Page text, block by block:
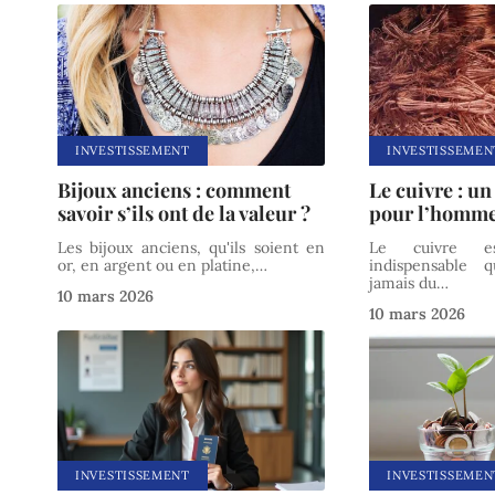
INVESTISSEMENT
Bijoux anciens : comment
savoir s’ils ont de la valeur ?
Les bijoux anciens, qu'ils soient en
or, en argent ou en platine,…
10 mars 2026
Le cuivre :
pour
Le cuivre
indispensable
jamais du…
10 mars 2026
INVESTISSEMENT